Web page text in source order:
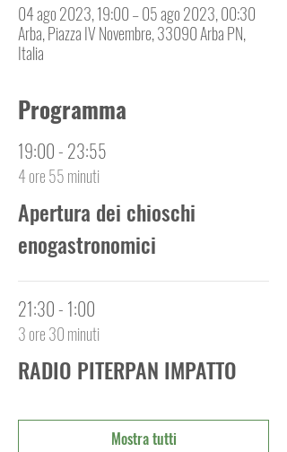
04 ago 2023, 19:00 – 05 ago 2023, 00:30
Arba, Piazza IV Novembre, 33090 Arba PN,
Italia
Programma
19:00 - 23:55
4 ore 55 minuti
Apertura dei chioschi
enogastronomici
21:30 - 1:00
3 ore 30 minuti
RADIO PITERPAN IMPATTO
Mostra tutti